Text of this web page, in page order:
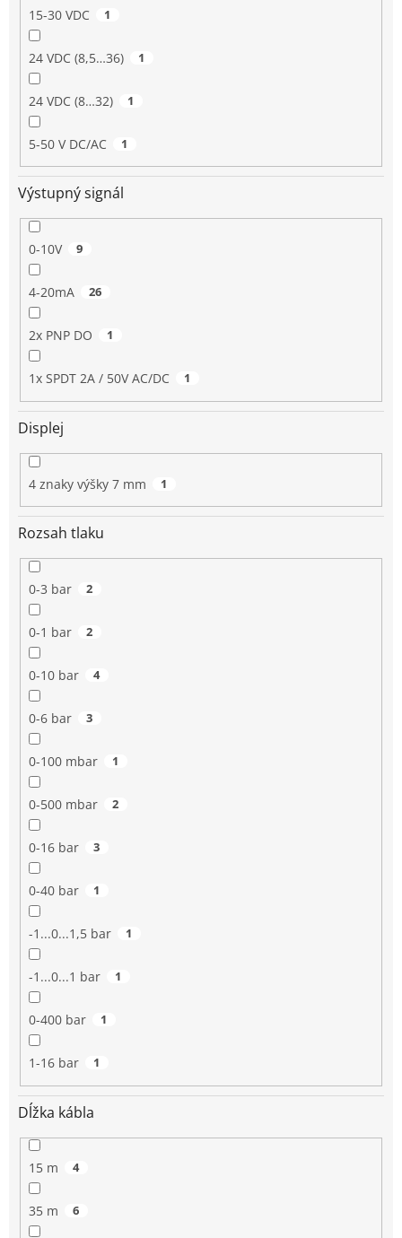
15-30 VDC 1
24 VDC (8,5…36) 1
24 VDC (8…32) 1
5-50 V DC/AC 1
Výstupný signál
0-10V 9
4-20mA 26
2x PNP DO 1
1x SPDT 2A / 50V AC/DC 1
Displej
4 znaky výšky 7 mm 1
Rozsah tlaku
0-3 bar 2
0-1 bar 2
0-10 bar 4
0-6 bar 3
0-100 mbar 1
0-500 mbar 2
0-16 bar 3
0-40 bar 1
-1...0...1,5 bar 1
-1...0...1 bar 1
0-400 bar 1
1-16 bar 1
Dĺžka kábla
15 m 4
35 m 6